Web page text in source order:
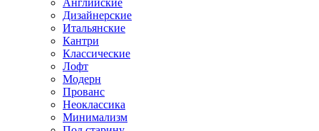
Английские
Дизайнерские
Итальянские
Кантри
Классические
Лофт
Модерн
Прованс
Неоклассика
Минимализм